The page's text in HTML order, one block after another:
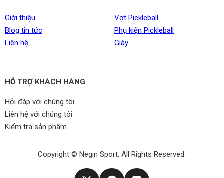
Giới thiệu
Blog tin tức
Liên hệ
Vợt Pickleball
Phụ kiện Pickleball
Giày
HỖ TRỢ KHÁCH HÀNG
Hỏi đáp với chúng tôi
Liên hệ với chúng tôi
Kiểm tra sản phẩm
Copyright © Negin Sport. All Rights Reserved.​